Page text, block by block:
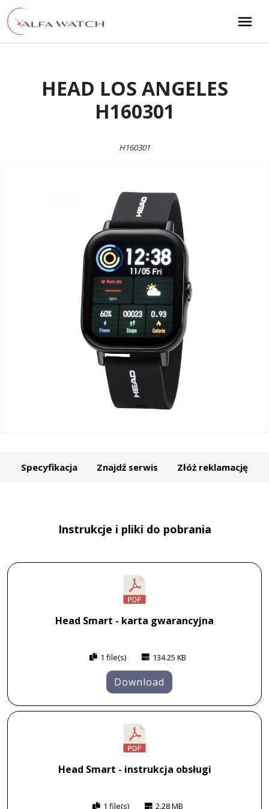
Przejdź do treści
Main Navigation
HEAD LOS ANGELES
H160301
H160301
Specyfikacja Znajdź serwis Złóż reklamację
Instrukcje i pliki do pobrania
Head Smart - karta gwarancyjna
1 file(s) 134.25 KB
Download
Head Smart - instrukcja obsługi
1 file(s) 2.28 MB